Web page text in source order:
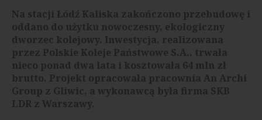
Na stacji Łódź Kaliska zakończono przebudowę i
oddano do użytku nowoczesny, ekologiczny
dworzec kolejowy. Inwestycja, realizowana
przez Polskie Koleje Państwowe S.A., trwała
nieco ponad dwa lata i kosztowała 64 mln zł
brutto. Projekt opracowała pracownia An Archi
Group z Gliwic, a wykonawcą była firma SKB
LDR z Warszawy.